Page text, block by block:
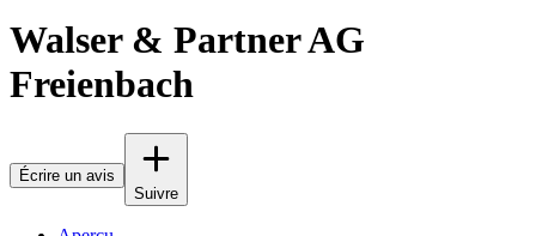
Walser & Partner AG
Freienbach
Écrire un avis
Suivre